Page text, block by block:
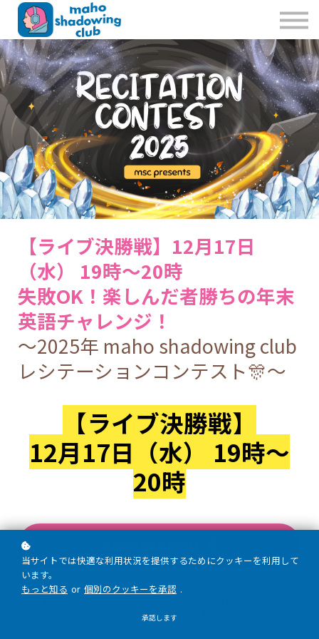
私たちのこと
お問合せ
Sign in
Sign up
【ライブ決勝戦】12月17日
（水） 19時～20時
失敗OK！楽しんだ者勝ちの年末
英語チャレンジ！
〜2025年 maho shadowing club
レシテーションコンテスト🎊〜
【ライブ決勝戦】
12月17日（水） 19時～
20時
ピーし、Webブラウザの「アドレス」欄に張り付けてください。
当サイトでは快適な利用状況を提供するためにクッキーを利用して
います。
もっと知る or 個別のクッキーを承認 .
承認します